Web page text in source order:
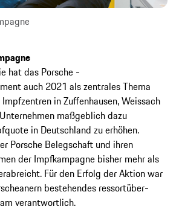
hat das Porsche
auch 2021 als ­zentrales Thema
in Zuffenhausen, Weissach
maßgeblich dazu
in Deutschland zu erhöhen.
­Porsche Belegschaft und ihren
der Impfkampagne bisher mehr als
Für den ­Erfolg der Aktion war
bestehendes ressortüber­
verantwortlich.